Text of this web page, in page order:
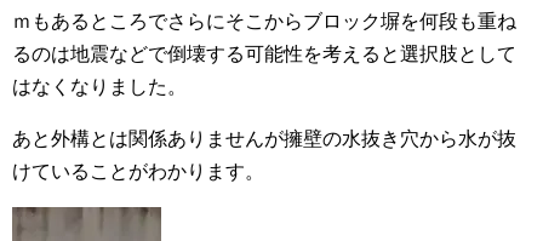
ｍもあるところでさらにそこからブロック塀を何段も重ね
るのは地震などで倒壊する可能性を考えると選択肢として
はなくなりました。
あと外構とは関係ありませんが擁壁の水抜き穴から水が抜
けていることがわかります。